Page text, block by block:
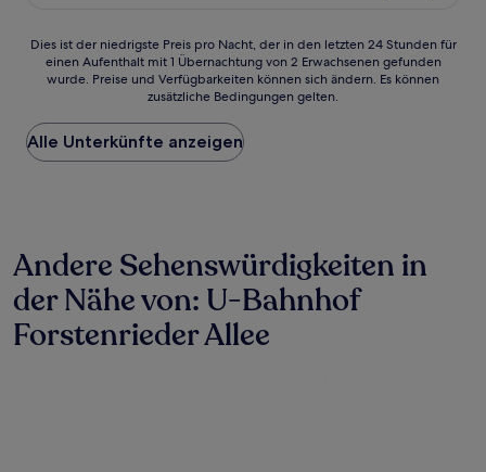
Dies
der
Preis
pro
Nacht,
24 Stunden
für
einen
mit
Dies ist der niedrigste Preis pro Nacht, der in den letzten 24 Stunden für
einen Aufenthalt mit 1 Übernachtung von 2 Erwachsenen gefunden
wurde. Preise und Verfügbarkeiten können sich ändern. Es können
zusätzliche Bedingungen gelten.
Alle Unterkünfte anzeigen
Andere Sehenswürdigkeiten in
der Nähe von: U-Bahnhof
Forstenrieder Allee